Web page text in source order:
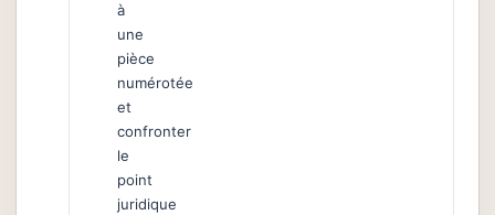
à
une
pièce
numérotée
et
confronter
le
point
juridique